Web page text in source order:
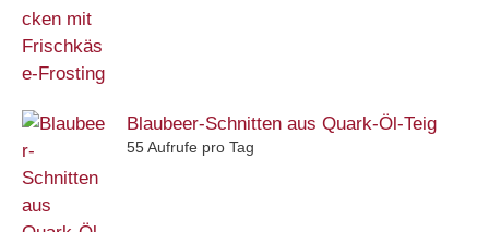
Blaubeer-Schnitten aus Quark-Öl-Teig
55 Aufrufe pro Tag